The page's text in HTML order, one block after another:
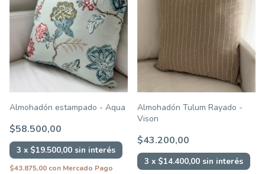
Almohadón estampado - Aqua
$58.500,00
3 x $19.500,00 sin interés
$43.875,00 con Mercado Pago
Almohadón Tulum Rayado -
Vison
$43.200,00
3 x $14.400,00 sin interés